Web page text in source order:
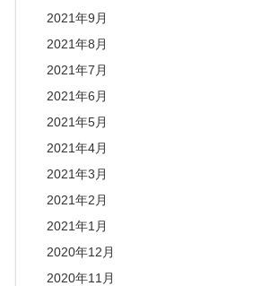
2021年9月
2021年8月
2021年7月
2021年6月
2021年5月
2021年4月
2021年3月
2021年2月
2021年1月
2020年12月
2020年11月